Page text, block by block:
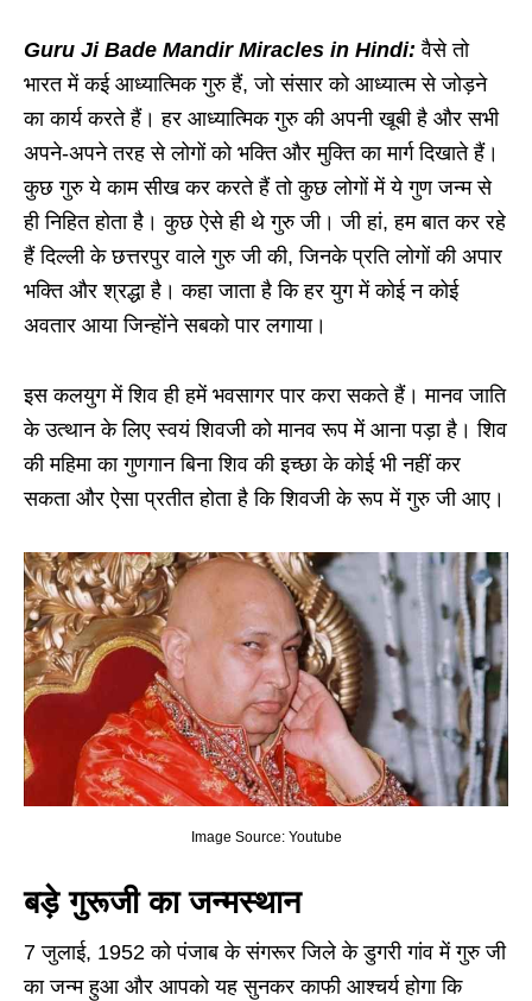
Guru Ji Bade Mandir Miracles in Hindi: वैसे तो
भारत में कई आध्यात्मिक गुरु हैं, जो संसार को आध्यात्म से जोड़ने
का कार्य करते हैं। हर आध्यात्मिक गुरु की अपनी खूबी है और सभी
अपने-अपने तरह से लोगों को भक्ति और मुक्ति का मार्ग दिखाते हैं।
कुछ गुरु ये काम सीख कर करते हैं तो कुछ लोगों में ये गुण जन्म से
ही निहित होता है। कुछ ऐसे ही थे गुरु जी। जी हां, हम बात कर रहे
हैं दिल्ली के छत्तरपुर वाले गुरु जी की, जिनके प्रति लोगों की अपार
भक्ति और श्रद्धा है। कहा जाता है कि हर युग में कोई न कोई
अवतार आया जिन्होंने सबको पार लगाया।
इस कलयुग में शिव ही हमें भवसागर पार करा सकते हैं। मानव जाति
के उत्थान के लिए स्वयं शिवजी को मानव रूप में आना पड़ा है। शिव
की महिमा का गुणगान बिना शिव की इच्छा के कोई भी नहीं कर
सकता और ऐसा प्रतीत होता है कि शिवजी के रूप में गुरु जी आए।
Image Source: Youtube
बड़े गुरूजी का जन्मस्थान
7 जुलाई, 1952 को पंजाब के संगरूर जिले के डुगरी गांव में गुरु जी
का जन्म हुआ और आपको यह सुनकर काफी आश्चर्य होगा कि